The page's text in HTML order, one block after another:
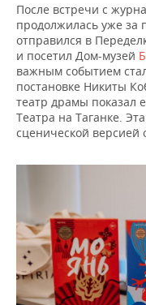
После встречи с
продолжилась уже за
отправился в
и посетил Дом-музей
важным событием
постановке Никиты
театр драмы показал
Театра на Таганке.
сценической